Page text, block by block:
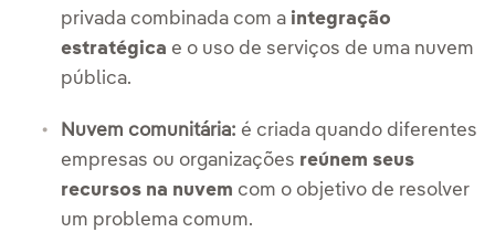
privada combinada com a integração
estratégica e o uso de serviços de uma nuvem
pública.
Nuvem comunitária: é criada quando diferentes
empresas ou organizações reúnem seus
recursos na nuvem com o objetivo de resolver
um problema comum.